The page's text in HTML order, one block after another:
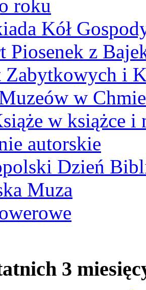
roku
Kół
Piosenek z
i
w
w książce i
autorskie
Dzień
Muza
3